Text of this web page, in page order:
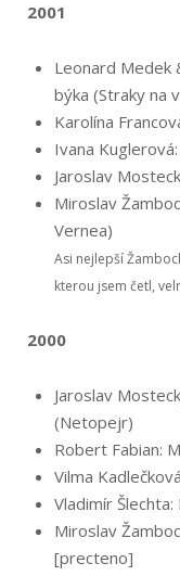
2001
Leonard Medek
býka (Straky na
Karolína
Ivana
Jaroslav
Miroslav
Vernea)
Asi nejlepší
kterou jsem četl,
2000
Jaroslav
(Netopejr)
Robert Fabian:
Vilma
Vladimír
Miroslav
[precteno]